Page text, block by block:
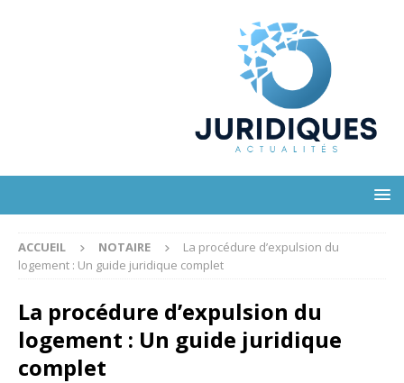
ACCUEIL NOTAIRE
La procédure d’expulsion du
logement : Un guide juridique complet
La procédure d’expulsion du
logement : Un guide juridique
complet